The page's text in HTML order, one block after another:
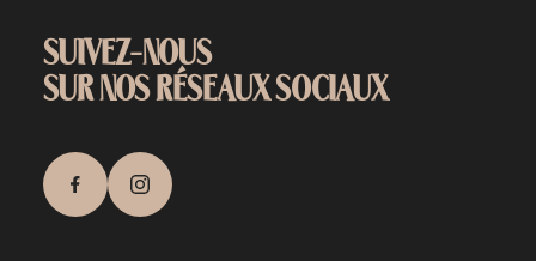
SUIVEZ-NOUS
SUR NOS RÉSEAUX SOCIAUX